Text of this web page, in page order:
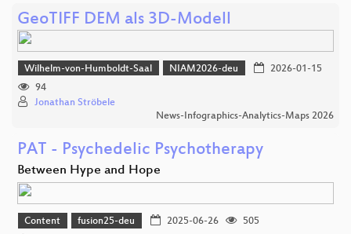
GeoTIFF DEM als 3D-Modell
Wilhelm-von-Humboldt-Saal NIAM2026-deu
2026-01-15
94
Jonathan Ströbele
News-Infographics-Analytics-Maps 2026
PAT - Psychedelic Psychotherapy
Between Hype and Hope
Content fusion25-deu 2025-06-26
505